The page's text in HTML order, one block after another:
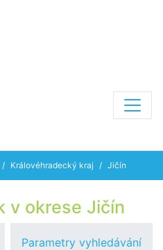
Královéhradecký kraj Jičín
v okrese Jičín
Parametry vyhledávání